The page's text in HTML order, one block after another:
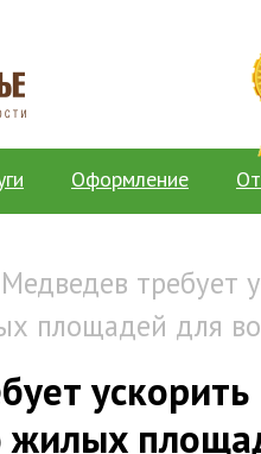
Оформление
требует
площадей для
жилых